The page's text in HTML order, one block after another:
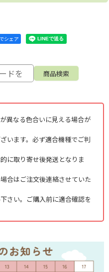
シェア
異なる色合いに見える場合が
います。必ず適合機種でご判
に取り寄せ後発送となりま
合はご注文後連絡させていた
さい。ご購入前に適合確認を